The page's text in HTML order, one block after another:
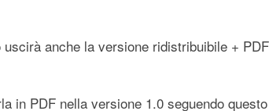
anche la versione ridistribuibile + PDF
in PDF nella versione 1.0 seguendo questo